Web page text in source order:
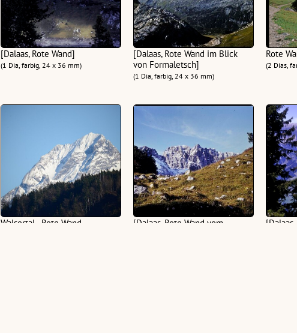
[Dalaas, Rote Wand]
(1 Dia, farbig, 24 x 36 mm)
[Dalaas, Rote Wand im Blick
von Formaletsch]
(1 Dia, farbig, 24 x 36 mm)
Rote
(2 Dias,
Walsertal - Rote Wand
[Dalaas, Rote Wand vom